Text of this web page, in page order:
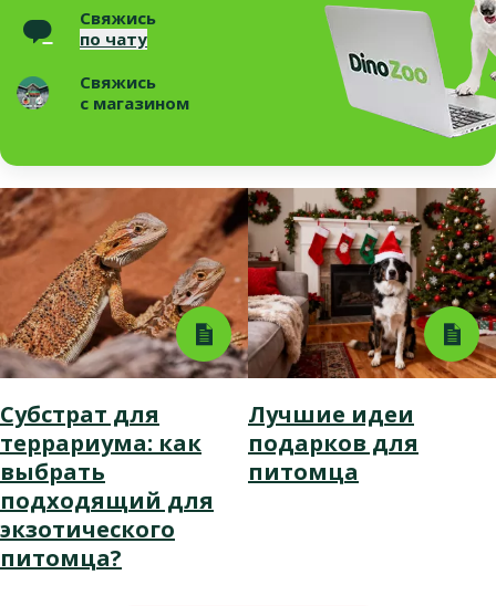
Свяжись
по чату
Свяжись
с магазином
Субстрат для
террариума: как
выбрать
подходящий для
экзотического
питомца?
Лучшие идеи
подарков для
питомца